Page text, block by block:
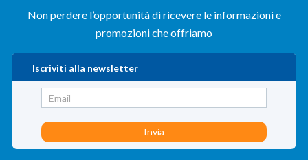
Non perdere l’opportunità di ricevere le informazioni e
promozioni che offriamo
Iscriviti alla newsletter